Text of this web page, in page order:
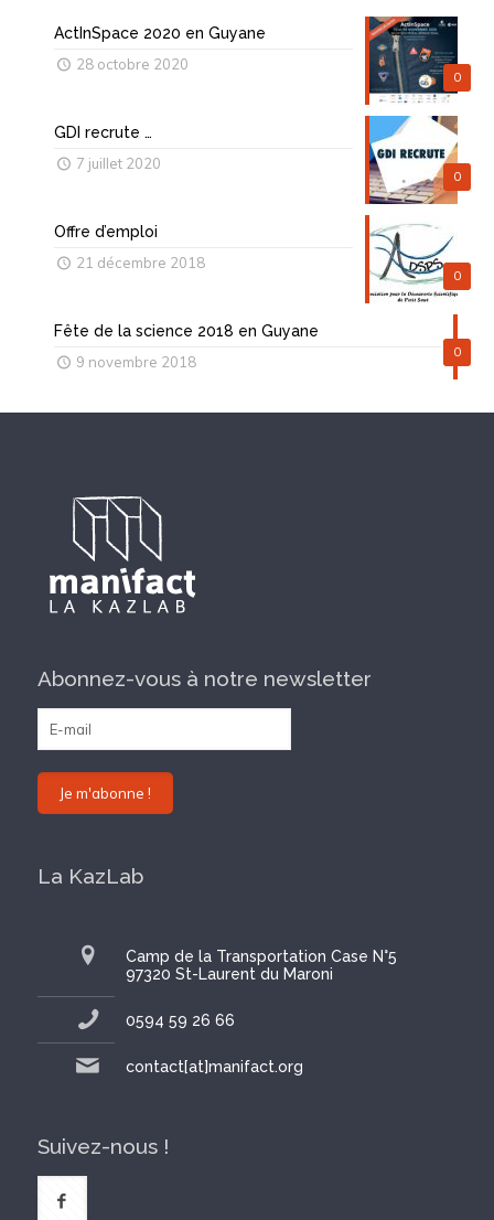
0
ActInSpace 2020 en Guyane
28 octobre 2020
0
GDI recrute …
7 juillet 2020
0
Offre d’emploi
21 décembre 2018
0
Fête de la science 2018 en Guyane
9 novembre 2018
Abonnez-vous à notre newsletter
La KazLab
Camp de la Transportation Case N°5
97320 St-Laurent du Maroni
0594 59 26 66
contact[at]manifact.org
Suivez-nous !